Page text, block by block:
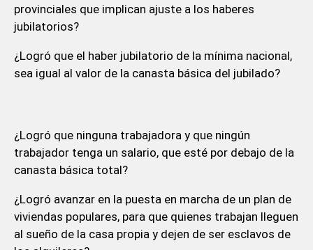
provinciales que implican ajuste a los haberes
jubilatorios?
¿Logró que el haber jubilatorio de la mínima nacional,
sea igual al valor de la canasta básica del jubilado?
¿Logró que ninguna trabajadora y que ningún
trabajador tenga un salario, que esté por debajo de la
canasta básica total?
¿Logró avanzar en la puesta en marcha de un plan de
viviendas populares, para que quienes trabajan lleguen
al sueño de la casa propia y dejen de ser esclavos de